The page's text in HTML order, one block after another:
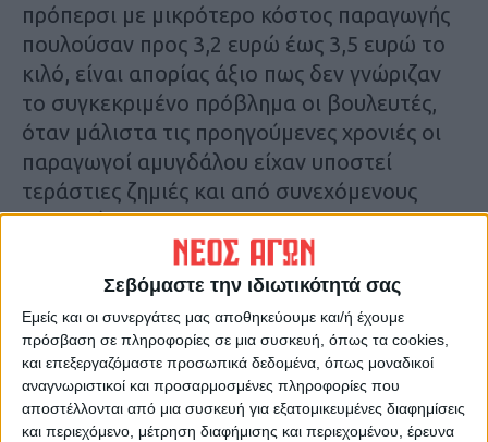
Σεβόμαστε την ιδιωτικότητά σας
Εμείς και οι συνεργάτες μας αποθηκεύουμε και/ή έχουμε
πρόσβαση σε πληροφορίες σε μια συσκευή, όπως τα cookies,
και επεξεργαζόμαστε προσωπικά δεδομένα, όπως μοναδικοί
αναγνωριστικοί και προσαρμοσμένες πληροφορίες που
αποστέλλονται από μια συσκευή για εξατομικευμένες διαφημίσεις
και περιεχόμενο, μέτρηση διαφήμισης και περιεχομένου, έρευνα
πρόπερσι με μικρότερο κόστος παραγωγής
πουλούσαν προς 3,2 ευρώ έως 3,5 ευρώ το
κιλό, είναι απορίας άξιο πως δεν γνώριζαν
το συγκεκριμένο πρόβλημα οι βουλευτές,
όταν μάλιστα τις προηγούμενες χρονιές οι
παραγωγοί αμυγδάλου είχαν υποστεί
τεράστιες ζημιές και από συνεχόμενους
παγετούς….
Τελικά απορούσε φίλος παραγωγός που
επικοινώνησε μαζί μας μεταφέροντας το
πρόβλημα επιβίωσης, “οι βουλευτές είναι
για να κόβουν πίτες, ή για να μεγαλώνουν
την πίτα στο νομό, ώστε να αποφύγουν την
οικονομική εξόντωση οι ψηφοφόροι τους;”